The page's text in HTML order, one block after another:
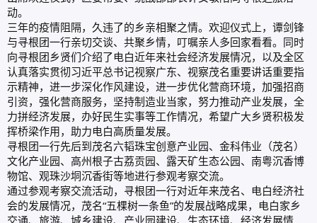
动。
三年的疫情阻隔，久违了的乡亲相聚之情。欢迎仪式上，谭剑锋
与寻根团一行亲切交谈、共聚乡情，叮嘱亲人多回家看看。同时
向寻根团乡贤们介绍了电白近年来社会经济发展情况，以及全区
认真落实贯彻习近平总书记视察广东、视察茂名重要讲话重要指
示精神，进一步深化作风建设，进一步优化营商环境，加强招商
引资，强化营商服务，坚持制造业当家，努力推动产业发展，全
力拼经济发展，办好民生实事等工作情况，希望广大乡贤积极发
挥桥梁作用，助力电白高质量发展。
寻根团一行先后到茂名六韬珠宝创意产业园、金科伟业（茂名）
文化产业园、高州根子古荔贡园、露天矿生态公园、南粤沉香博
物馆、观珠沙垌沉香街等地进行参观考察交流。
通过参观考察交流活动，寻根团一行对近年来茂名、电白经济社
会的发展情况，茂名“五棵树一条鱼”的发展战略成果，电白家乡
交通、旅游、城乡建设、产业园建设、生态环境、经济发展情